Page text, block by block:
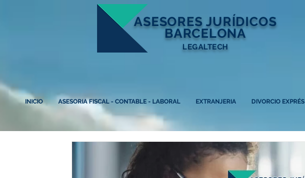
ASESORESJURÍDICOS
BARCELONA
LEGALTECH
INICIO ASESORIA FISCAL - CONTABLE - LABORAL EXTRANJERIA DIVORCIO EXPRÉS